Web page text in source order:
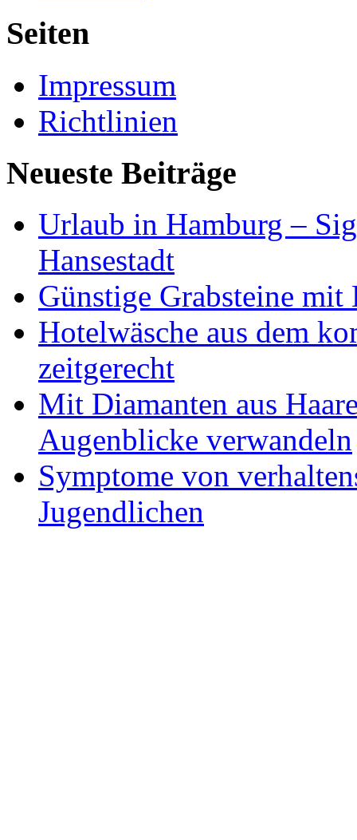
Seiten
Impressum
Richtlinien
Neueste Beiträge
Urlaub in Hamburg –
Hansestadt
Günstige Grabsteine mit
Hotelwäsche aus dem
zeitgerecht
Mit Diamanten aus
Augenblicke verwandeln
Symptome von
Jugendlichen